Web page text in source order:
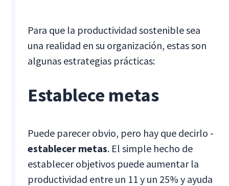
Para que la productividad sostenible sea
una realidad en su organización, estas son
algunas estrategias prácticas:
Establece metas
Puede parecer obvio, pero hay que decirlo -
establecer metas. El simple hecho de
establecer objetivos puede aumentar la
productividad entre un 11 y un 25% y ayuda